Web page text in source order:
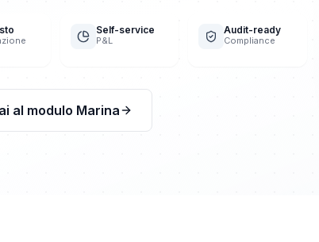
Self-service
P&L
Audit-ready
Compliance
al modulo Marina